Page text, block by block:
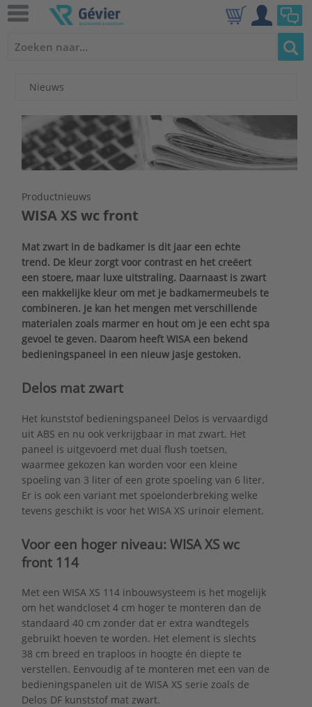
Nieuws
Productnieuws
WISA XS wc front
Mat zwart in de badkamer is dit jaar een echte
trend. De kleur zorgt voor contrast en het creëert
een stoere, maar luxe uitstraling. Daarnaast is zwart
een makkelijke kleur om met je badkamermeubels te
combineren. Je kan het mengen met verschillende
materialen zoals marmer en hout om je een echt spa
gevoel te geven. Daarom heeft WISA een bekend
bedieningspaneel in een nieuw jasje gestoken.
Delos mat zwart
Het kunststof bedieningspaneel Delos is vervaardigd
uit ABS en nu ook verkrijgbaar in mat zwart. Het
paneel is uitgevoerd met dual flush toetsen,
waarmee gekozen kan worden voor een kleine
spoeling van 3 liter of een grote spoeling van 6 liter.
Er is ook een variant met spoelonderbreking welke
tevens geschikt is voor het WISA XS urinoir element.
Voor een hoger niveau: WISA XS wc
front 114
Met een WISA XS 114 inbouwsysteem is het mogelijk
om het wandcloset 4 cm hoger te monteren dan de
standaard 40 cm zonder dat er extra wandtegels
gebruikt hoeven te worden. Het element is slechts
38 cm breed en traploos in hoogte én diepte te
verstellen. Eenvoudig af te monteren met een van de
bedieningspanelen uit de WISA XS serie zoals de
Delos DF kunststof mat zwart.